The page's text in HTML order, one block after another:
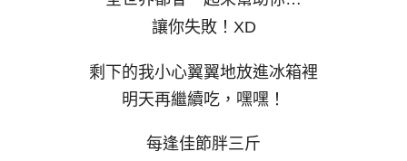
讓你失敗！XD
剩下的我小心翼翼地放進冰箱裡
明天再繼續吃，嘿嘿！
每逢佳節胖三斤